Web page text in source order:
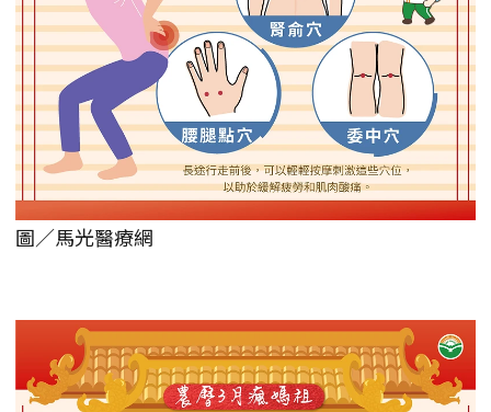
圖／馬光醫療網